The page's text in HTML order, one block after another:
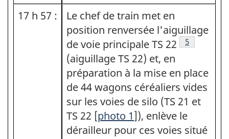
17 h 57 :
Le chef de train met en
position renversée l'aiguillage
de voie principale TS 22
Note de
5
(aiguillage TS 22) et, en
préparation à la mise en place
de 44 wagons céréaliers vides
sur les voies de silo (TS 21 et
TS 22 [photo 1]), enlève le
dérailleur pour ces voies situé